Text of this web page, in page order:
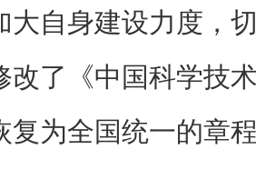
大自身建设力度，
改了《中国科学技
复为全国统一的章